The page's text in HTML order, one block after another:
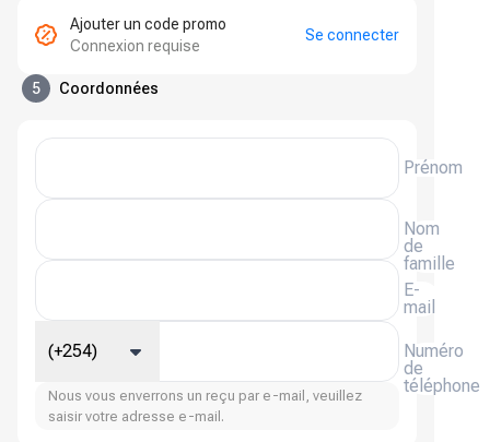
Ajouter un code promo
Connexion requise
Se connecter
5 Coordonnées
Prénom
Nom
de
famille
E-
mail
Numéro
de
téléphone
(+254)
Nous vous enverrons un reçu par e-mail, veuillez
saisir votre adresse e-mail.